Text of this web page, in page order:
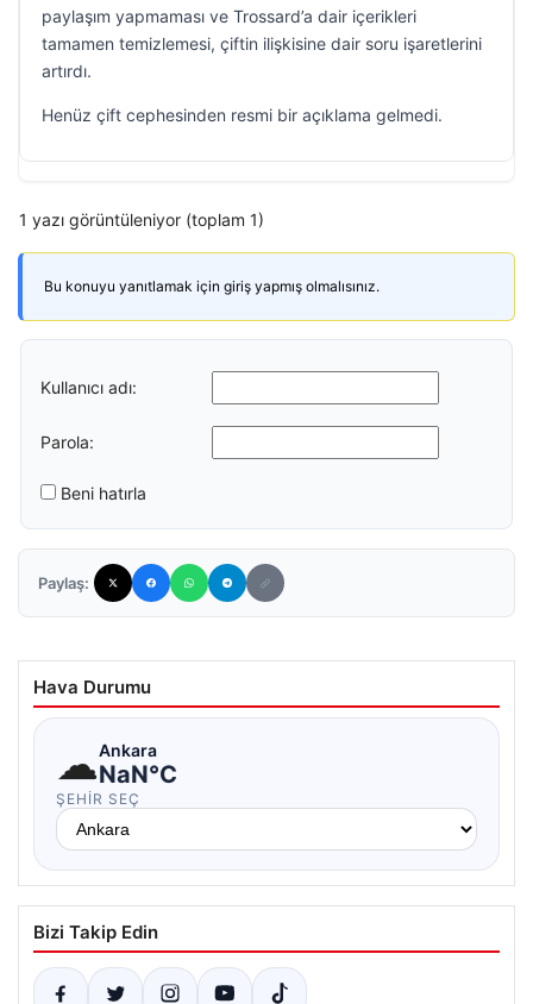
paylaşım yapmaması ve Trossard’a dair içerikleri
tamamen temizlemesi, çiftin ilişkisine dair soru işaretlerini
artırdı.
Henüz çift cephesinden resmi bir açıklama gelmedi.
1 yazı görüntüleniyor (toplam 1)
Bu konuyu yanıtlamak için giriş yapmış olmalısınız.
Kullanıcı adı:
Parola:
Beni hatırla
Paylaş:
Hava Durumu
☁Ankara
NaN°C
ŞEHIR SEÇ
Bizi Takip Edin